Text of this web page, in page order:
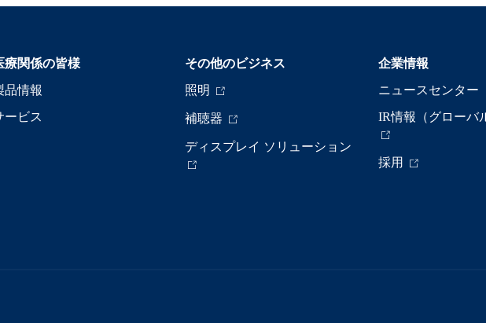
療関係の皆様
品情報
ービス
その他のビジネス
照明
補聴器
ディスプレイ ソリューション
企業情報
ニュースセンター
IR情報（グローバ
採用